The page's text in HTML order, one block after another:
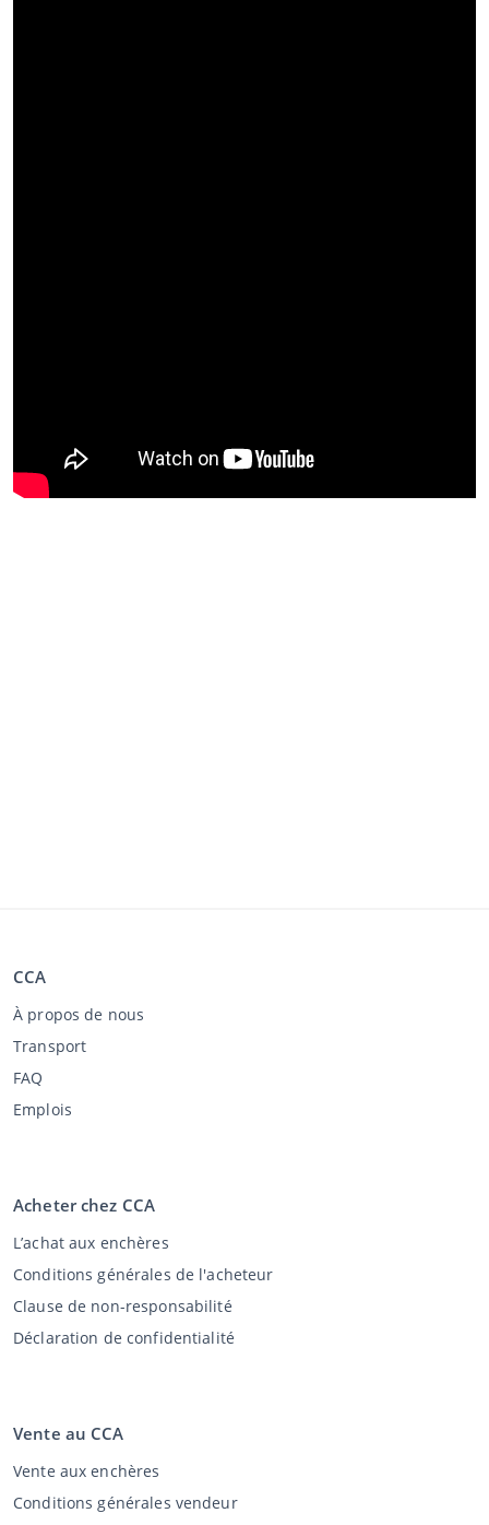
CCA
À propos de nous
Transport
FAQ
Emplois
Acheter chez CCA
L’achat aux enchères
Conditions générales de l'acheteur
Clause de non-responsabilité
Déclaration de confidentialité
Vente au CCA
Vente aux enchères
Conditions générales vendeur